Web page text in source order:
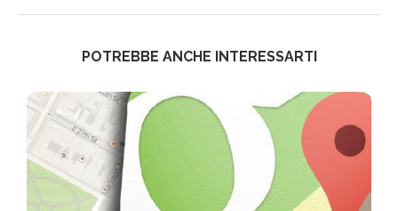
POTREBBE ANCHE INTERESSARTI